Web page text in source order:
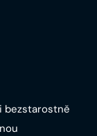
bezstarostně